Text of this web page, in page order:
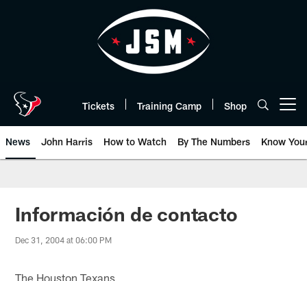
Tickets Training Camp Shop
News John Harris How to Watch By The Numbers Know
Información de contacto
Dec 31, 2004 at 06:00 PM
The Houston Texans